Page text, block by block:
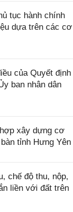
tục hành chính
dựa trên các cơ
của Quyết định
ban nhân dân
xây dựng cơ
tỉnh Hưng Yên
chế độ thu, nộp,
liền với đất trên